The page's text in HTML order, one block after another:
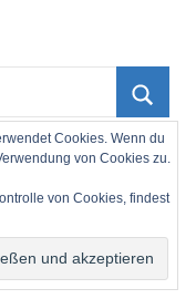
ThemeZee.
Cookies. Wenn du
von Cookies zu.
von Cookies, findest